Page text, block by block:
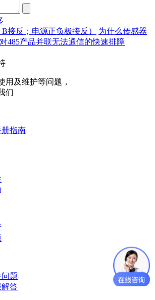
接反；电源正负极接反）
为什么传感器
485产品并联无法通信的快速排障
用及维护等问题，
们
指南
题
解答